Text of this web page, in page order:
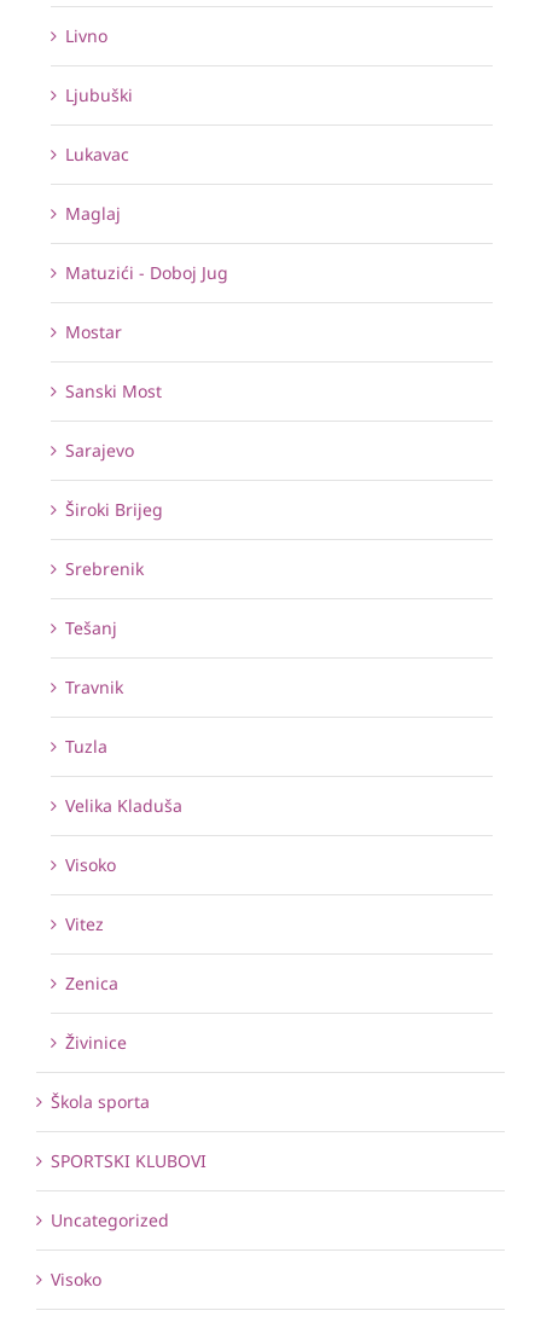
Livno
Ljubuški
Lukavac
Maglaj
Matuzići - Doboj Jug
Mostar
Sanski Most
Sarajevo
Široki Brijeg
Srebrenik
Tešanj
Travnik
Tuzla
Velika Kladuša
Visoko
Vitez
Zenica
Živinice
Škola sporta
SPORTSKI KLUBOVI
Uncategorized
Visoko